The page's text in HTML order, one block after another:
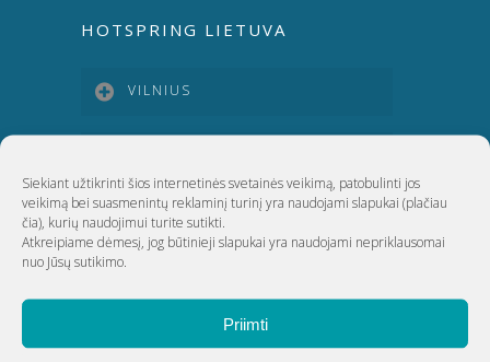
Siekiant užtikrinti šios internetinės svetainės veikimą, patobulinti jos
veikimą bei suasmenintų reklaminį turinį yra naudojami slapukai (plačiau
čia), kurių naudojimui turite sutikti.
Atkreipiame dėmesį, jog būtinieji slapukai yra naudojami nepriklausomai
nuo Jūsų sutikimo.
Priimti
HOTSPRING LIETUVA
VILNIUS
KLAIPĖDA